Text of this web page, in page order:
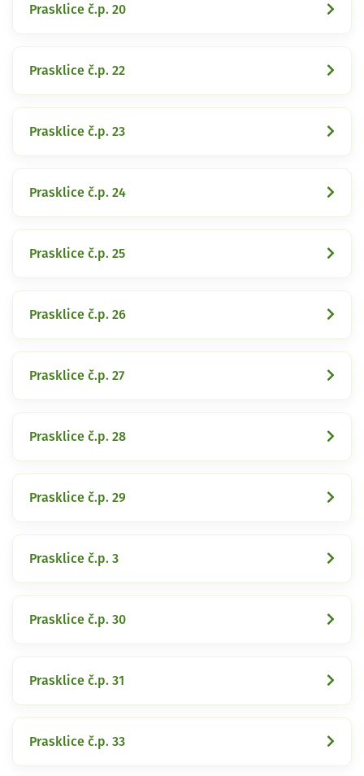
Prasklice č.p. 20
Prasklice č.p. 22
Prasklice č.p. 23
Prasklice č.p. 24
Prasklice č.p. 25
Prasklice č.p. 26
Prasklice č.p. 27
Prasklice č.p. 28
Prasklice č.p. 29
Prasklice č.p. 3
Prasklice č.p. 30
Prasklice č.p. 31
Prasklice č.p. 33